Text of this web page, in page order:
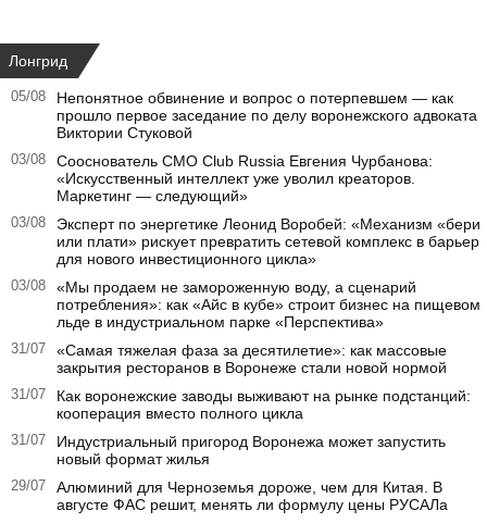
Лонгрид
05/08
Непонятное обвинение и вопрос о потерпевшем — как
прошло первое заседание по делу воронежского адвоката
Виктории Стуковой
03/08
Сооснователь CMO Club Russia Евгения Чурбанова:
«Искусственный интеллект уже уволил креаторов.
Маркетинг — следующий»
03/08
Эксперт по энергетике Леонид Воробей: «Механизм «бери
или плати» рискует превратить сетевой комплекс в барьер
для нового инвестиционного цикла»
03/08
«Мы продаем не замороженную воду, а сценарий
потребления»: как «Айс в кубе» строит бизнес на пищевом
льде в индустриальном парке «Перспектива»
31/07
«Самая тяжелая фаза за десятилетие»: как массовые
закрытия ресторанов в Воронеже стали новой нормой
31/07
Как воронежские заводы выживают на рынке подстанций:
кооперация вместо полного цикла
31/07
Индустриальный пригород Воронежа может запустить
новый формат жилья
29/07
Алюминий для Черноземья дороже, чем для Китая. В
августе ФАС решит, менять ли формулу цены РУСАЛа